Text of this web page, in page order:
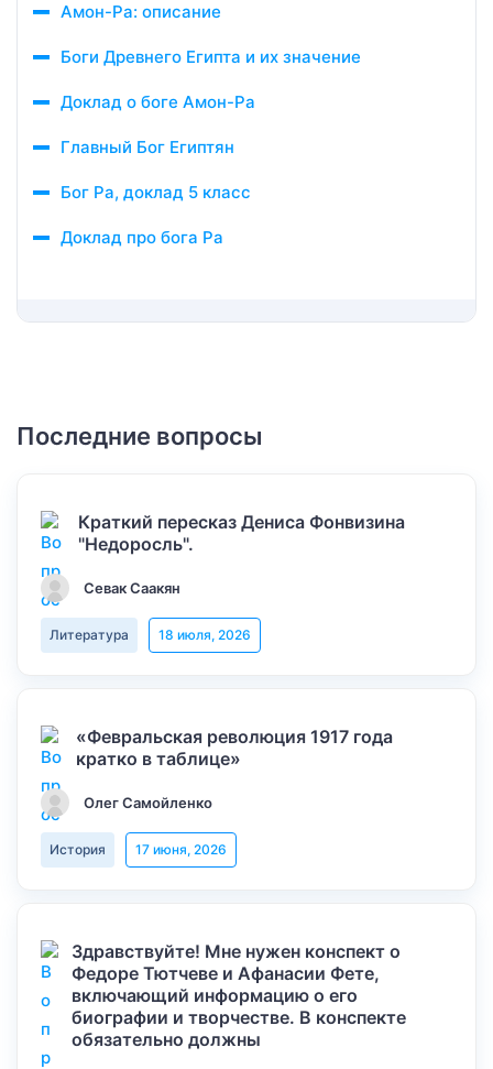
Амон-Ра: описание
Боги Древнего Египта и их значение
Доклад о боге Амон-Ра
Главный Бог Египтян
Бог Ра, доклад 5 класс
Доклад про бога Ра
Последние вопросы
Краткий пересказ Дениса Фонвизина
"Недоросль".
Севак Саакян
Литература 18 июля, 2026
«Февральская революция 1917 года
кратко в таблице»
Олег Самойленко
История 17 июня, 2026
Здравствуйте! Мне нужен конспект о
Федоре Тютчеве и Афанасии Фете,
включающий информацию о его
биографии и творчестве. В конспекте
обязательно должны